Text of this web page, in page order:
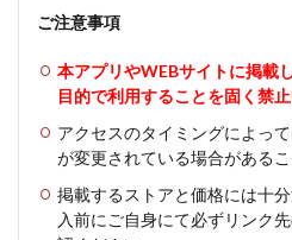
ご注意事項
本アプリやWEBサイトに掲載
目的で利用することを固く禁止
アクセスのタイミングによっ
が変更されている場合があるこ
掲載するストアと価格には十
入前にご自身にて必ずリンク